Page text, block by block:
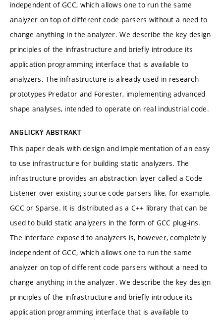
independent of GCC, which allows one to run the same
analyzer on top of different code parsers without a need to
change anything in the analyzer. We describe the key design
principles of the infrastructure and briefly introduce its
application programming interface that is available to
analyzers. The infrastructure is already used in research
prototypes Predator and Forester, implementing advanced
shape analyses, intended to operate on real industrial code.
ANGLICKÝ ABSTRAKT
This paper deals with design and implementation of an easy
to use infrastructure for building static analyzers. The
infrastructure provides an abstraction layer called a Code
Listener over existing source code parsers like, for example,
GCC or Sparse. It is distributed as a C++ library that can be
used to build static analyzers in the form of GCC plug-ins.
The interface exposed to analyzers is, however, completely
independent of GCC, which allows one to run the same
analyzer on top of different code parsers without a need to
change anything in the analyzer. We describe the key design
principles of the infrastructure and briefly introduce its
application programming interface that is available to